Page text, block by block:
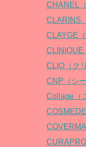
CHANEL
CLARINS
CLAYGE
CLINIQUE
CLIO（ク
CNP（シ
Collage（